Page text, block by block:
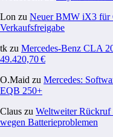
Lon zu Neuer BMW iX3 für
Verkaufsfreigabe
tk zu Mercedes-Benz CLA
49.420,70 €
O.Maid zu Mercedes:
EQB 250+
Claus zu Weltweiter
wegen Batterieproblemen